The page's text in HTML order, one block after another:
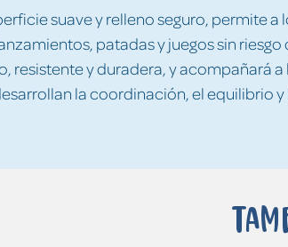
suave y relleno seguro, permite a
patadas y juegos sin riesgo
resistente y duradera, y acompañará
la coordinación, el equilibrio